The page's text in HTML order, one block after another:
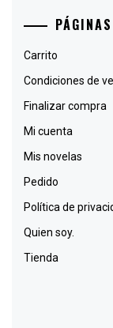
PÁGINAS
Carrito
Condiciones de
Finalizar compra
Mi cuenta
Mis novelas
Pedido
Política de
Quien soy.
Tienda